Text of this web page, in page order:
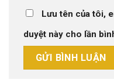
Lưu tên của tôi,
duyệt này cho lần